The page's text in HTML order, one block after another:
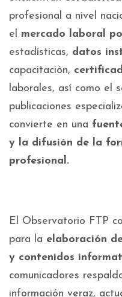
profesional a nivel
el mercado laboral
estadísticas, datos
capacitación,
laborales, así como el
publicaciones
convierte en una
y la difusión de la
profesional.
El Observatorio FTP
para la elaboración
y contenidos
comunicadores
información veraz,